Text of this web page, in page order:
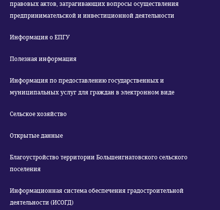
правовых актов, затрагивающих вопросы осуществления
предпринимательской и инвестиционной деятельности
Информация о ЕПГУ
Полезная информация
Информация по предоставлению государственных и
муниципальных услуг для граждан в электронном виде
Сельское хозяйство
Открытые данные
Благоустройство территории Большеигнатовского сельского
поселения
Информационная система обеспечения градостроительной
деятельности (ИСОГД)